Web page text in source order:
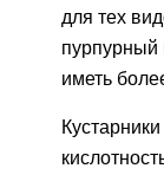
для тех
пурпурный
иметь